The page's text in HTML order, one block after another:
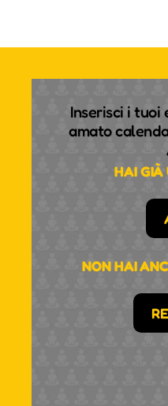
Inserisci i tuoi
amato
HAI GIÀ
NON HAI